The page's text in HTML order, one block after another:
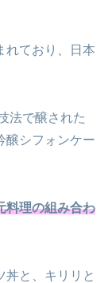
れており、日本
法で醸された
醸シフォンケー
料理の組み合わ
丼と、キリリと